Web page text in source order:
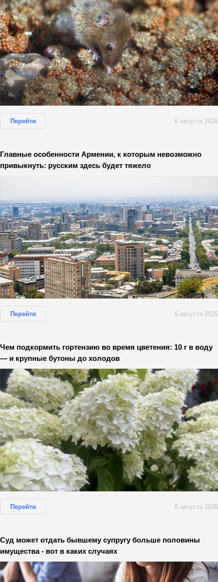
Перейти 6 августа 2026
Главные особенности Армении, к которым невозможно
привыкнуть: русским здесь будет тяжело
Перейти 6 августа 2026
Чем подкормить гортензию во время цветения: 10 г в воду
— и крупные бутоны до холодов
Перейти 6 августа 2026
Суд может отдать бывшему супругу больше половины
имущества - вот в каких случаях